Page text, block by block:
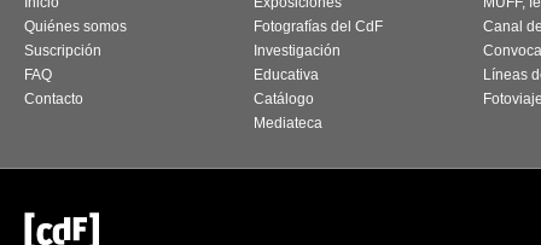
Quiénes somos
Suscripción
FAQ
Contacto
Fotografías del CdF
Investigación
Educativa
Catálogo
Mediateca
Canal
Líneas